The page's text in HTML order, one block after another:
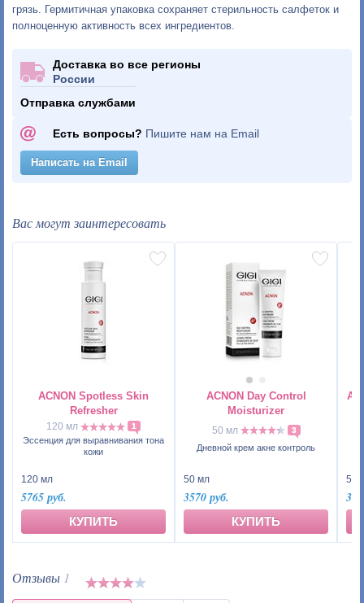
грязь. Гермитичная упаковка сохраняет стерильность салфеток и
полноценную активность всех ингредиентов.
Доставка во все регионы
России
Отправка службами
Есть вопросы? Пишите нам на Email
Написать на Email
Вас могут заинтересовать
ACNON Spotless Skin
Refresher
120 мл 1
Эссенция для выравнивания тона
кожи
120 мл
5765 руб.
КУПИТЬ
ACNON Day Control
Moisturizer
50 мл 3
Дневной крем акне контроль
50 мл
3570 руб.
КУПИТЬ
50
Отзывы 1